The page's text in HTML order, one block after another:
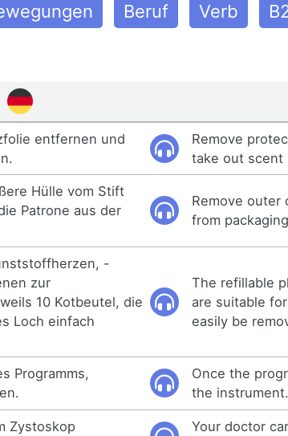
Beruf Verb
entfernen und
Remove
take out scent
Hülle vom Stift
Patrone aus der
Remove outer
from
-
zur
10 Kotbeutel, die
Loch einfach
The refillable
are suitable
easily be
Programms,
Once the
the instrument.
Zystoskop
Your doctor